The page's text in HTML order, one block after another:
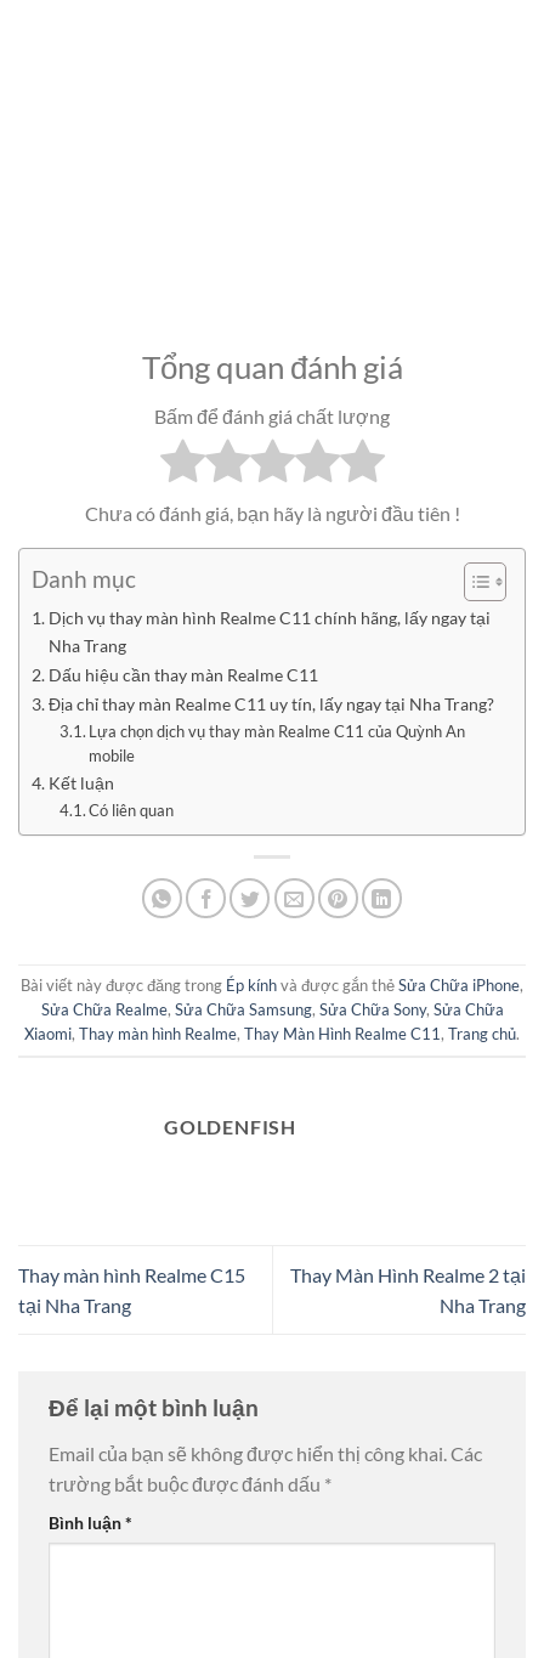
Tổng quan đánh giá
Bấm để đánh giá chất lượng
Chưa có đánh giá, bạn hãy là người đầu tiên !
Danh mục
Dịch vụ thay màn hình Realme C11 chính hãng, lấy ngay tại
Nha Trang
Dấu hiệu cần thay màn Realme C11
Địa chỉ thay màn Realme C11 uy tín, lấy ngay tại Nha Trang?
Lựa chọn dịch vụ thay màn Realme C11 của Quỳnh An
mobile
Kết luận
Có liên quan
Bài viết này được đăng trong Ép kínhvà được gắn thẻSửa Chữa iPhone,
Sửa Chữa Realme, Sửa Chữa Samsung, Sửa Chữa Sony, Sửa Chữa
Xiaomi, Thay màn hình Realme, Thay Màn Hình Realme C11, Trang chủ.
GOLDENFISH
Thay màn hình Realme C15
tại Nha Trang
Thay Màn Hình Realme 2 tại
Nha Trang
Để lại một bình luận
Email của bạn sẽ không được hiển thị công khai. Các
trường bắt buộc được đánh dấu *
Bình luận*